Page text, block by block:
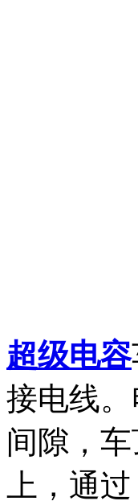
超级电容
接电线
间隙，
上，通